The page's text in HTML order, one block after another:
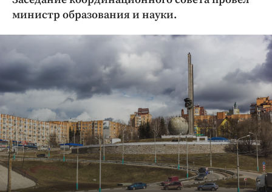
Криминал
Недвижимость и ЖКХ
Образование
Общество
Погода
Праздники
Происшествия
Спорт
Экономика и бизнес
министр образования и науки.